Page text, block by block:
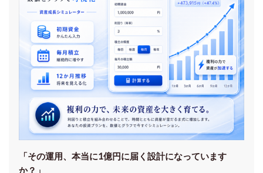
「その運用、本当に1億円に届く設計になっています
か？」